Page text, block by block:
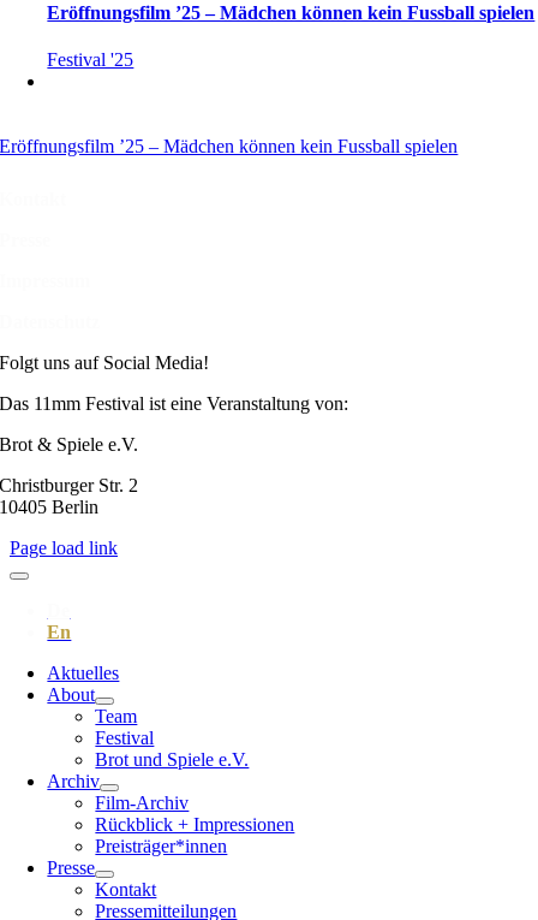
Eröffnungsfilm ’25 – Mädchen können kein Fussball spielen
Festival '25
Eröffnungsfilm ’25 – Mädchen können kein Fussball spielen
Folgt uns auf Social Media!
Das 11mm Festival ist eine Veranstaltung von:
Brot & Spiele e.V.
Christburger Str. 2
10405 Berlin
Page load link
Aktuelles
About
Team
Festival
Brot und Spiele e.V.
Archiv
Film-Archiv
Rückblick + Impressionen
Preisträger*innen
Presse
Kontakt
Pressemitteilungen